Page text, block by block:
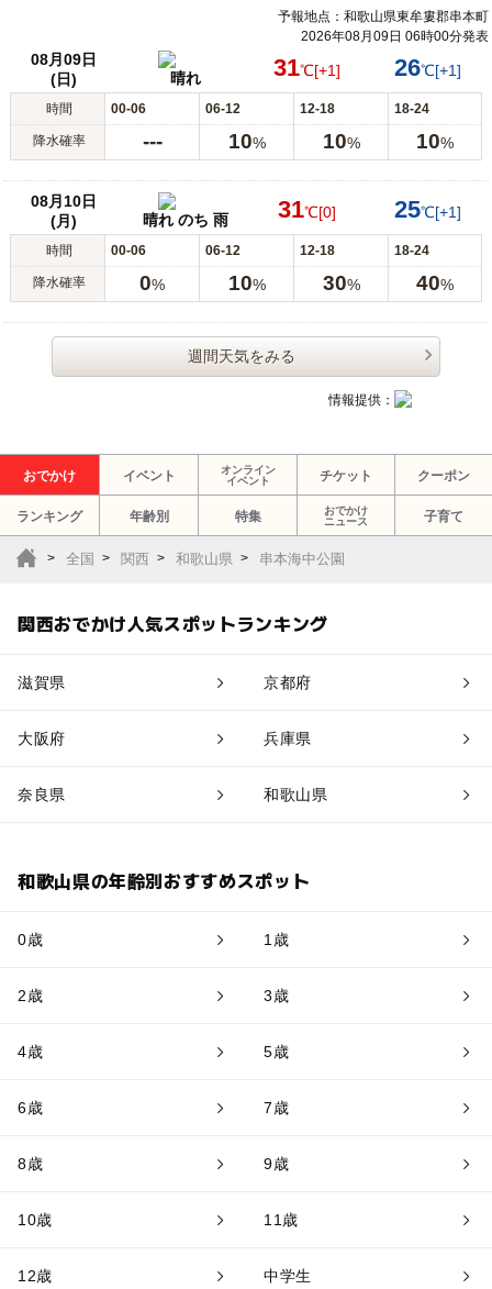
予報地点：和歌山県東牟婁郡串本町
2026年08月09日 06時00分発表
08月09日
(日)
晴れ 31℃[+1] 26℃[+1]
時間 00-06 06-12 12-18 18-24
降水確率 --- 10% 10% 10%
08月10日
(月)
晴れ のち 雨 31℃[0] 25℃[+1]
時間 00-06 06-12 12-18 18-24
降水確率 0% 10% 30% 40%
週間天気をみる
情報提供：
おでかけ イベント
オンライン
イベント
チケット クーポン
ランキング 年齢別 特集
おでかけ
ニュース
子育て
全国 関西 和歌山県 串本海中公園
関西おでかけ人気スポットランキング
滋賀県 京都府
大阪府 兵庫県
奈良県 和歌山県
和歌山県の年齢別おすすめスポット
0歳 1歳
2歳 3歳
4歳 5歳
6歳 7歳
8歳 9歳
10歳 11歳
12歳 中学生